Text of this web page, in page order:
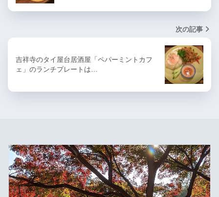
次の記事
吉祥寺のタイ屋台居酒屋「ペパーミントカフ
ェ」のランチプレートは…